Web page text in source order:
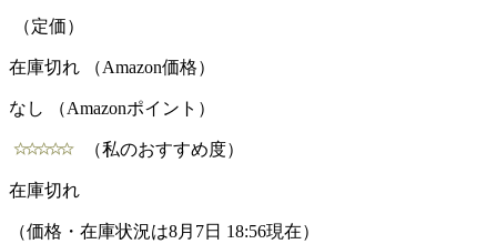
（定価）
在庫切れ （Amazon価格）
なし （Amazonポイント）
（私のおすすめ度）
在庫切れ
（価格・在庫状況は8月7日 18:56現在）